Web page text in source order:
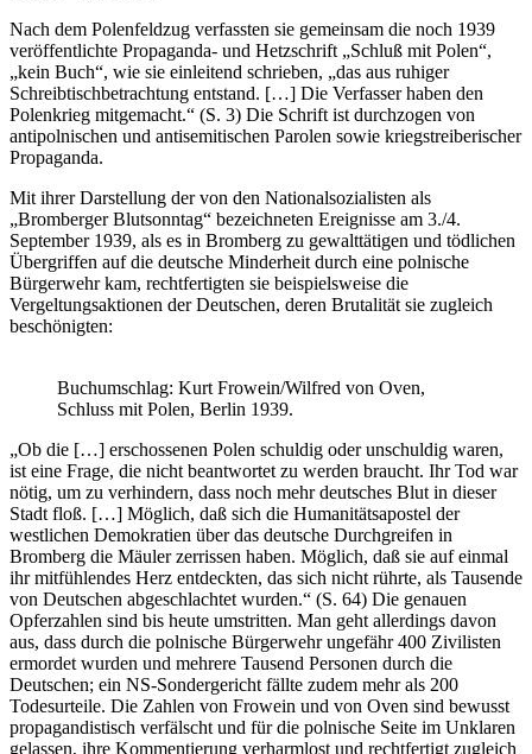
Nach dem Polenfeldzug verfassten sie gemeinsam die noch 1939
veröffentlichte Propaganda- und Hetzschrift „Schluß mit Polen“,
„kein Buch“, wie sie einleitend schrieben, „das aus ruhiger
Schreibtischbetrachtung entstand. […] Die Verfasser haben den
Polenkrieg mitgemacht.“ (S. 3) Die Schrift ist durchzogen von
antipolnischen und antisemitischen Parolen sowie kriegstreiberischer
Propaganda.
Mit ihrer Darstellung der von den Nationalsozialisten als
„Bromberger Blutsonntag“ bezeichneten Ereignisse am 3./4.
September 1939, als es in Bromberg zu gewalttätigen und tödlichen
Übergriffen auf die deutsche Minderheit durch eine polnische
Bürgerwehr kam, rechtfertigten sie beispielsweise die
Vergeltungsaktionen der Deutschen, deren Brutalität sie zugleich
beschönigten:
Buchumschlag: Kurt Frowein/Wilfred von Oven,
Schluss mit Polen, Berlin 1939.
„Ob die […] erschossenen Polen schuldig oder unschuldig waren,
ist eine Frage, die nicht beantwortet zu werden braucht. Ihr Tod war
nötig, um zu verhindern, dass noch mehr deutsches Blut in dieser
Stadt floß. […] Möglich, daß sich die Humanitätsapostel der
westlichen Demokratien über das deutsche Durchgreifen in
Bromberg die Mäuler zerrissen haben. Möglich, daß sie auf einmal
ihr mitfühlendes Herz entdeckten, das sich nicht rührte, als Tausende
von Deutschen abgeschlachtet wurden.“ (S. 64) Die genauen
Opferzahlen sind bis heute umstritten. Man geht allerdings davon
aus, dass durch die polnische Bürgerwehr ungefähr 400 Zivilisten
ermordet wurden und mehrere Tausend Personen durch die
Deutschen; ein NS-Sondergericht fällte zudem mehr als 200
Todesurteile. Die Zahlen von Frowein und von Oven sind bewusst
propagandistisch verfälscht und für die polnische Seite im Unklaren
gelassen, ihre Kommentierung verharmlost und rechtfertigt zugleich